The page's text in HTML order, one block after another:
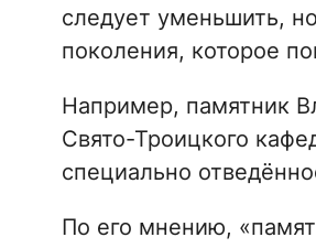
следует уменьшить,
поколения, которое
Например, памятник
Свято-Троицкого
специально
По его мнению,